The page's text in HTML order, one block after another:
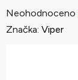
Průměrné
hodnocení
Neohodnoceno
Značka: Viper